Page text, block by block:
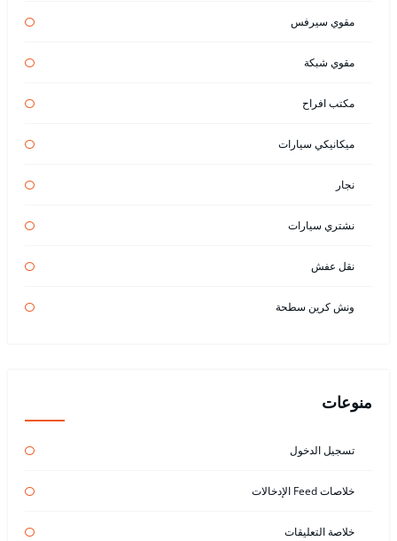
مقوي سيرفس
مقوي شبكة
مكتب افراح
ميكانيكي سيارات
نجار
نشتري سيارات
نقل عفش
ونش كرين سطحة
منوعات
تسجيل الدخول
خلاصات Feed الإدخالات
خلاصة التعليقات